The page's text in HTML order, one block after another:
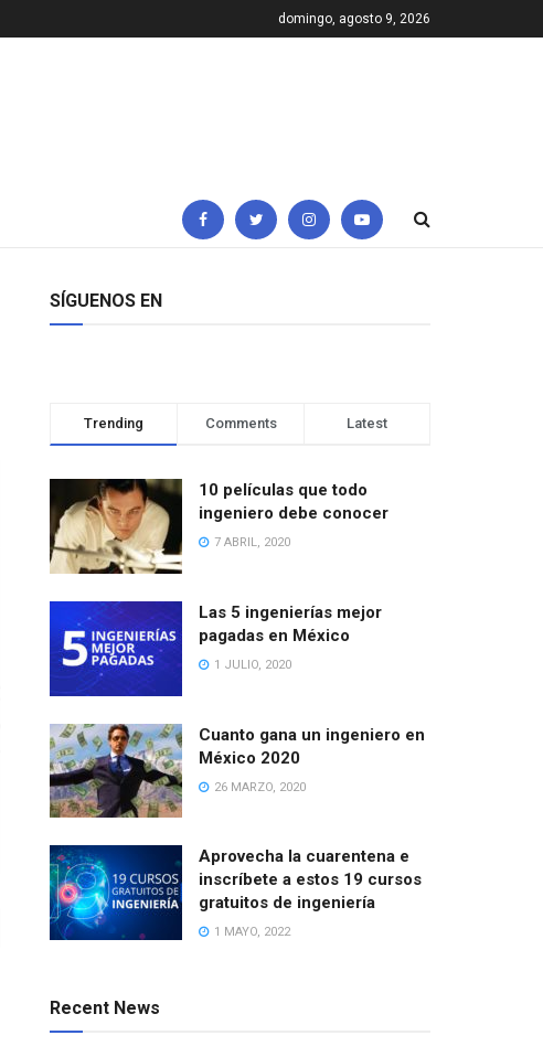
domingo, agosto 9, 2026
SÍGUENOS EN
Trending Comments Latest
10 películas que todo
ingeniero debe conocer
7 ABRIL, 2020
Las 5 ingenierías mejor
pagadas en México
1 JULIO, 2020
Cuanto gana un ingeniero en
México 2020
26 MARZO, 2020
Aprovecha la cuarentena e
inscríbete a estos 19 cursos
gratuitos de ingeniería
1 MAYO, 2022
Recent News